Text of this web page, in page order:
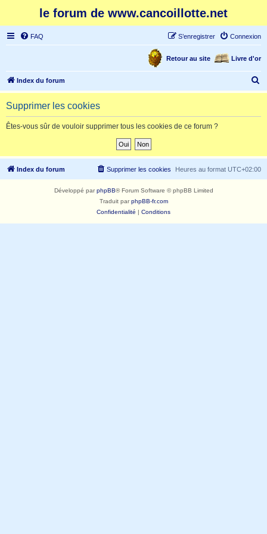
le forum de www.cancoillotte.net
FAQ Connexion
S’enregistrer
Livre d'or
Retour au site
Index du forum
e
h
Supprimer les cookies
Êtes-vous sûr de vouloir supprimer tous les cookies de ce forum ?
Index du forum Heures au format UTC+02:00
Supprimer les cookies
Développé parphpBB® Forum Software © phpBB Limited
Traduit parphpBB-fr.com
Confidentialité | Conditions